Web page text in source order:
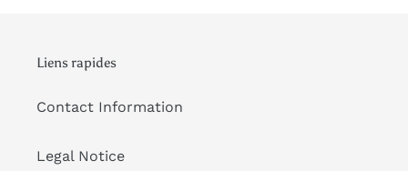
Liens rapides
Contact Information
Legal Notice